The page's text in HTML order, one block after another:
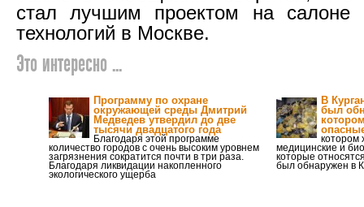
стал лучшим проектом на салоне
технологий в Москве.
Это интересно ...
Программу по охране
окружающей среды Дмитрий
Медведев утвердил до две
тысячи двадцатого года
Благодаря этой программе
количество городов с очень высоким уровнем
загрязнения сократится почти в три раза.
Благодаря ликвидации накопленного
экологического ущерба
В
был
котором
медицинские и
которые
был обнаружен в